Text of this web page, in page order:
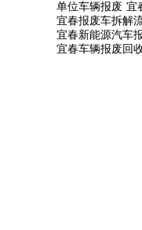
单位车辆报废 宜
宜春报废车拆解
宜春新能源汽车
宜春车辆报废回